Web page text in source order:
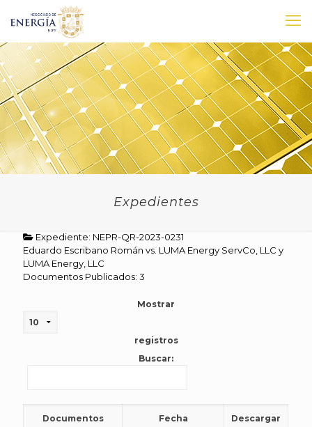
Expedientes
Expediente: NEPR-QR-2023-0231
Eduardo Escribano Román vs. LUMA Energy ServCo, LLC y
LUMA Energy, LLC
Documentos Publicados: 3
Mostrar
registros
Buscar:
Documentos Fecha Descargar